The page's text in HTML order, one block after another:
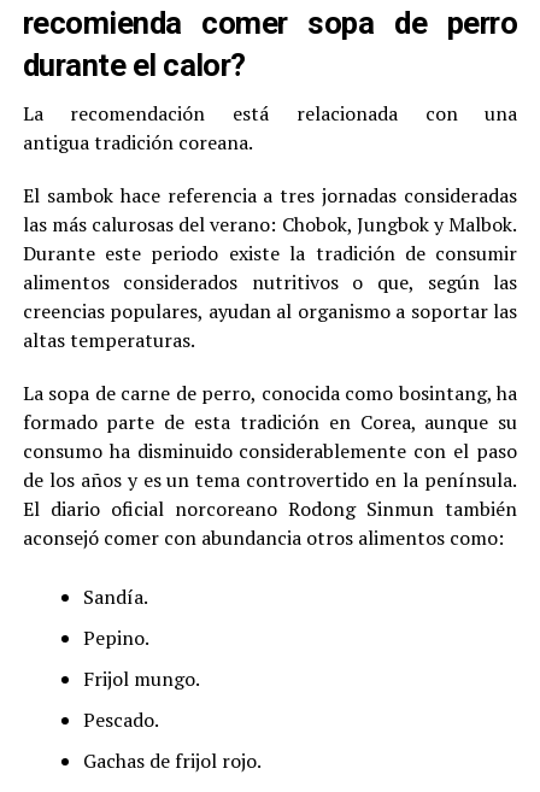
recomienda comer sopa de perro
durante el calor?
La recomendación está relacionada con una
antigua tradición coreana.
El sambok hace referencia a tres jornadas consideradas
las más calurosas del verano: Chobok, Jungbok y Malbok.
Durante este periodo existe la tradición de consumir
alimentos considerados nutritivos o que, según las
creencias populares, ayudan al organismo a soportar las
altas temperaturas.
La sopa de carne de perro, conocida como bosintang, ha
formado parte de esta tradición en Corea, aunque su
consumo ha disminuido considerablemente con el paso
de los años y es un tema controvertido en la península.
El diario oficial norcoreano Rodong Sinmun también
aconsejó comer con abundancia otros alimentos como:
Sandía.
Pepino.
Frijol mungo.
Pescado.
Gachas de frijol rojo.